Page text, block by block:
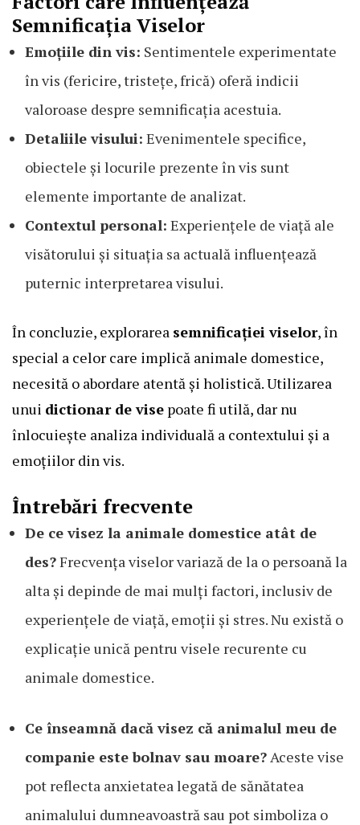
Semnificația Viselor
Emoțiile din vis: Sentimentele experimentate
în vis (fericire, tristețe, frică) oferă indicii
valoroase despre semnificația acestuia.
Detaliile visului: Evenimentele specifice,
obiectele și locurile prezente în vis sunt
elemente importante de analizat.
Contextul personal: Experiențele de viață ale
visătorului și situația sa actuală influențează
puternic interpretarea visului.
În concluzie, explorarea semnificației viselor, în
special a celor care implică animale domestice,
necesită o abordare atentă și holistică. Utilizarea
unui dictionar de vise poate fi utilă, dar nu
înlocuiește analiza individuală a contextului și a
emoțiilor din vis.
Întrebări frecvente
De ce visez la animale domestice atât de
des?Frecvența viselor variază de la o persoană la
alta și depinde de mai mulți factori, inclusiv de
experiențele de viață, emoții și stres. Nu există o
explicație unică pentru visele recurente cu
animale domestice.
Ce înseamnă dacă visez că animalul meu de
companie este bolnav sau moare? Aceste vise
pot reflecta anxietatea legată de sănătatea
animalului dumneavoastră sau pot simboliza o